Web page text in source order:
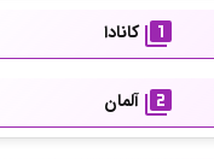
کانادا
آلمان